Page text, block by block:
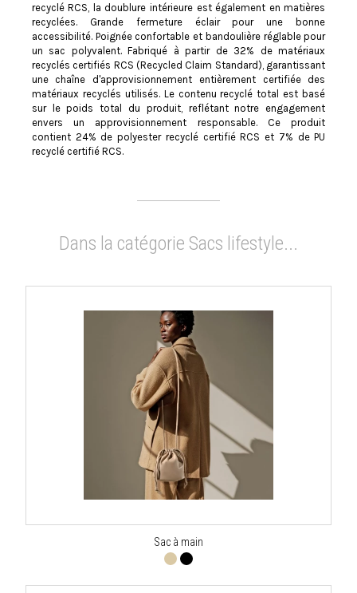
recyclé RCS, la doublure intérieure est également en matières
recyclées. Grande fermeture éclair pour une bonne
accessibilité. Poignée confortable et bandoulière réglable pour
un sac polyvalent. Fabriqué à partir de 32% de matériaux
recyclés certifiés RCS (Recycled Claim Standard), garantissant
une chaîne d'approvisionnement entièrement certifiée des
matériaux recyclés utilisés. Le contenu recyclé total est basé
sur le poids total du produit, reflétant notre engagement
envers un approvisionnement responsable. Ce produit
contient 24% de polyester recyclé certifié RCS et 7% de PU
recyclé certifié RCS.
Dans la catégorie Sacs lifestyle...
Sac à main